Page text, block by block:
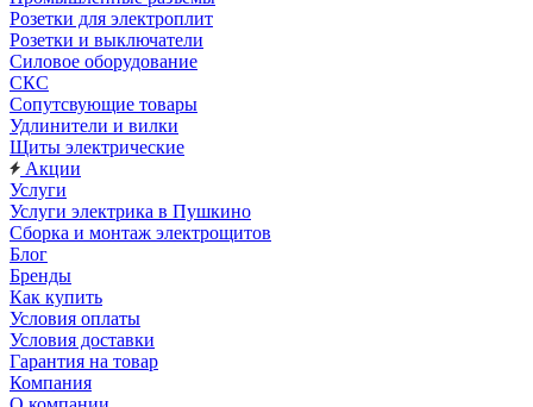
Розетки для электроплит
Розетки и выключатели
Силовое оборудование
СКС
Сопутсвующие товары
Удлинители и вилки
Щиты электрические
Акции
Услуги
Услуги электрика в Пушкино
Сборка и монтаж электрощитов
Блог
Бренды
Как купить
Условия оплаты
Условия доставки
Гарантия на товар
Компания